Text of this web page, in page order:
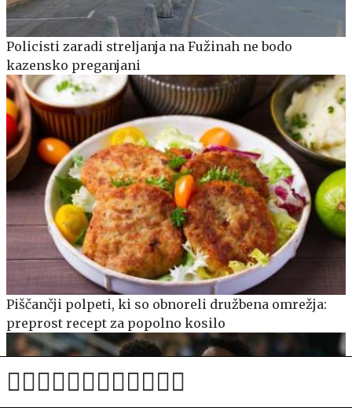
Policisti zaradi streljanja na Fužinah ne bodo
kazensko preganjani
Piščančji polpeti, ki so obnoreli družbena omrežja:
preprost recept za popolno kosilo